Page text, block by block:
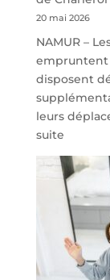
20 mai 2026
NAMUR –
empruntent
disposent
leurs
suite:
À
40
de
Namur,
Steveny
Park